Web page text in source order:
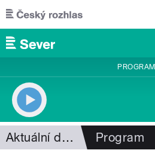
Přejít k hlavnímu obsahu
PROGRAM
Aktuální dění Program